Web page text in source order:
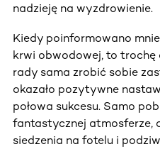
nadzieję na wyzdrowienie.
Kiedy poinformowano
krwi obwodowej, to trochę
rady sama zrobić sobie
okazało pozytywne
połowa sukcesu. Samo
fantastycznej atmosferze,
siedzenia na fotelu i